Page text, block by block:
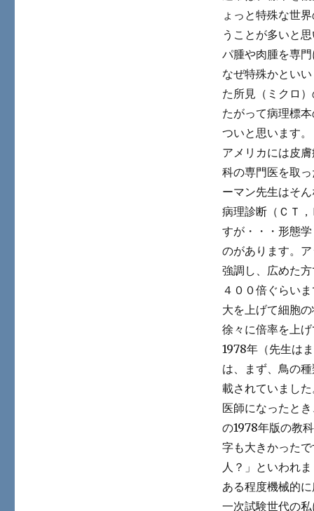
ょっと特殊な世
うことが多いと
パ腫や肉腫を専
なぜ特殊かとい
た所見（ミクロ
たがって病理標
ついと思います。
アメリカには皮
科の専門医を取
ーマン先生はそ
病理診断（ＣＴ
すが・・・形態
のがあります。
強調し、広めた
４００倍ぐらい
大を上げて細胞
徐々に倍率を上
1978年（先生は
は、まず、鳥の
載されていまし
医師になったと
の1978年版の教
字も大きかった
人？」といわれ
ある程度機械的
一次試験世代の